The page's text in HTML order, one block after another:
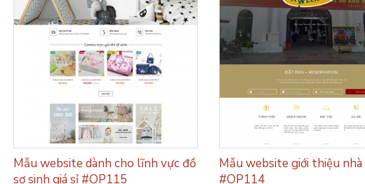
Mẫu website dành cho lĩnh vực đồ
sơ sinh giá sỉ #OP115
Mẫu website giới thiệu nhà
#OP114